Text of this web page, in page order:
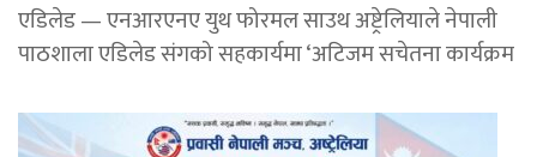
एडिलेड — एनआरएनए युथ फोरमल साउथ अष्ट्रेलियाले नेपाली
पाठशाला एडिलेड संगको सहकार्यमा ‘अटिजम सचेतना कार्यक्रम